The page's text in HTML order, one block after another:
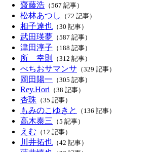
齋藤浩 （567 記事）
松林あつし （72 記事）
相子達也 （30 記事）
武田瑛夢 （587 記事）
津田淳子 （188 記事）
所 幸則 （312 記事）
べちおサマンサ （329 記事）
岡田陽一 （305 記事）
Rey.Hori （38 記事）
杏珠 （35 記事）
もみのこゆきと （136 記事）
高木泰三 （5 記事）
えむ （12 記事）
川井拓也 （42 記事）